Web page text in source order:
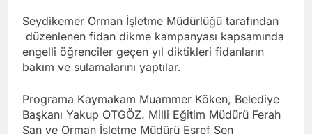
Seydikemer Orman İşletme Müdürlüğü tarafından
düzenlenen fidan dikme kampanyası kapsamında
engelli öğrenciler geçen yıl diktikleri fidanların
bakım ve sulamalarını yaptılar.
Programa Kaymakam Muammer Köken, Belediye
Başkanı Yakup OTGÖZ. Milli Eğitim Müdürü Ferah
San ve Orman İşletme Müdürü Eşref Şen